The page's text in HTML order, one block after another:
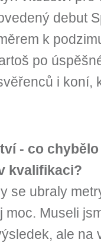
debut
k
po
i koní,
- co
kvalifikaci?
se ubraly
moc. Museli
ale na